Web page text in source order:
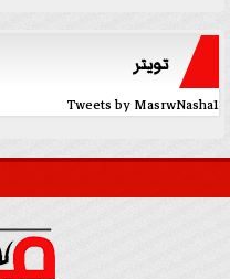
تويتر
Tweets by MasrwNasha1